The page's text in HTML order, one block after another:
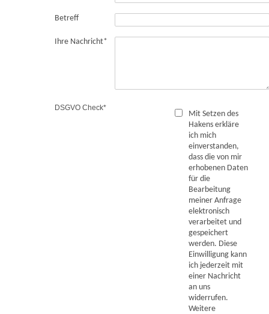
Betreff
Ihre Nachricht*
DSGVO Check*
Mit Setzen des
Hakens erkläre
ich mich
einverstanden,
dass die von mir
erhobenen Daten
für die
Bearbeitung
meiner Anfrage
elektronisch
verarbeitet und
gespeichert
werden. Diese
Einwilligung kann
ich jederzeit mit
einer Nachricht
an uns
widerrufen.
Weitere